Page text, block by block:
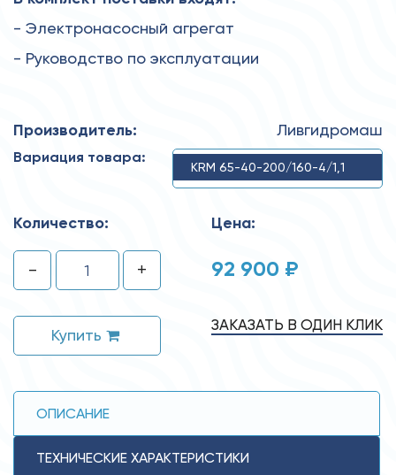
- Электронасосный агрегат
- Руководство по эксплуатации
Производитель: Ливгидромаш
Вариация товара:
KRM 65-40-200/160-4/1,1
Количество:
- +
Купить
Цена:
92 900 ₽
ЗАКАЗАТЬ В ОДИН КЛИК
ОПИСАНИЕ
ТЕХНИЧЕСКИЕ ХАРАКТЕРИСТИКИ